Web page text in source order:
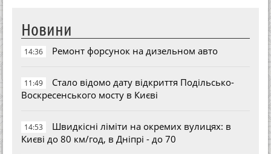
Новини
14:36 Ремонт форсунок на дизельном авто
11:49
Стало відомо дату відкриття Подільсько-
Воскресенського мосту в Києві
14:53
Швидкісні ліміти на окремих вулицях: в
Києві до 80 км/год, в Дніпрі - до 70